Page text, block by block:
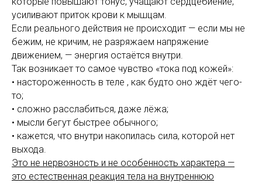
усиливают приток крови к мышцам.
Если реального действия не происходит — если мы не
бежим, не кричим, не разряжаем напряжение
движением, — энергия остаётся внутри.
Так возникает то самое чувство «тока под кожей»:
• настороженность в теле , как будто оно ждёт чего-
то;
• сложно расслабиться, даже лёжа;
• мысли бегут быстрее обычного;
• кажется, что внутри накопилась сила, которой нет
выхода.
Это не нервозность и не особенность характера —
это естественная реакция тела на внутреннюю